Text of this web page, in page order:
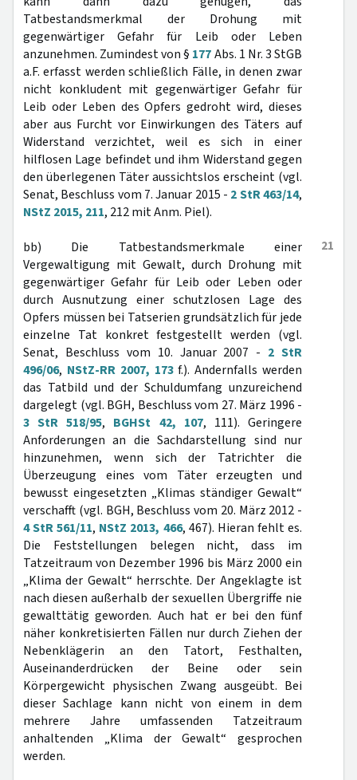
Tatbestandsmerkmal der Drohung mit
gegenwärtiger Gefahr für Leib oder Leben
anzunehmen. Zumindest von § 177Abs. 1 Nr. 3 StGB
a.F. erfasst werden schließlich Fälle, in denen zwar
nicht konkludent mit gegenwärtiger Gefahr für
Leib oder Leben des Opfers gedroht wird, dieses
aber aus Furcht vor Einwirkungen des Täters auf
Widerstand verzichtet, weil es sich in einer
hilflosen Lage befindet und ihm Widerstand gegen
den überlegenen Täter aussichtslos erscheint (vgl.
Senat, Beschluss vom 7. Januar 2015 - 2 StR 463/14,
NStZ 2015, 211, 212 mit Anm. Piel).
21
bb) Die Tatbestandsmerkmale einer
Vergewaltigung mit Gewalt, durch Drohung mit
gegenwärtiger Gefahr für Leib oder Leben oder
durch Ausnutzung einer schutzlosen Lage des
Opfers müssen bei Tatserien grundsätzlich für jede
einzelne Tat konkret festgestellt werden (vgl.
Senat, Beschluss vom 10. Januar 2007 - 2 StR
496/06, NStZ-RR 2007, 173f.). Andernfalls werden
das Tatbild und der Schuldumfang unzureichend
dargelegt (vgl. BGH, Beschluss vom 27. März 1996 -
3 StR 518/95, BGHSt 42, 107, 111). Geringere
Anforderungen an die Sachdarstellung sind nur
hinzunehmen, wenn sich der Tatrichter die
Überzeugung eines vom Täter erzeugten und
bewusst eingesetzten „Klimas ständiger Gewalt“
verschafft (vgl. BGH, Beschluss vom 20. März 2012 -
4 StR 561/11, NStZ 2013, 466, 467). Hieran fehlt es.
Die Feststellungen belegen nicht, dass im
Tatzeitraum von Dezember 1996 bis März 2000 ein
„Klima der Gewalt“ herrschte. Der Angeklagte ist
nach diesen außerhalb der sexuellen Übergriffe nie
gewalttätig geworden. Auch hat er bei den fünf
näher konkretisierten Fällen nur durch Ziehen der
Nebenklägerin an den Tatort, Festhalten,
Auseinanderdrücken der Beine oder sein
Körpergewicht physischen Zwang ausgeübt. Bei
dieser Sachlage kann nicht von einem in dem
mehrere Jahre umfassenden Tatzeitraum
anhaltenden „Klima der Gewalt“ gesprochen
werden.